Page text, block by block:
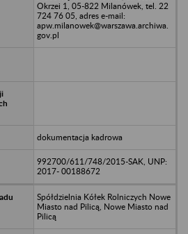
Okrzei 1, 05-822 Milanówek, tel. 22
724 76 05, adres e-mail:
apw.milanowek@warszawa.archiwa.
gov.pl
dokumentacja kadrowa
992700/611/748/2015-SAK, UNP:
2017- 00188672
Spółdzielnia Kółek Rolniczych Nowe
Miasto nad Pilicą, Nowe Miasto nad
Pilicą